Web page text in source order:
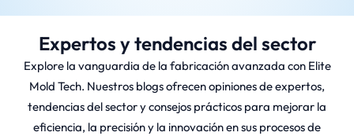
Expertos y tendencias del sector
Explore la vanguardia de la fabricación avanzada con Elite
Mold Tech. Nuestros blogs ofrecen opiniones de expertos,
tendencias del sector y consejos prácticos para mejorar la
eficiencia, la precisión y la innovación en sus procesos de